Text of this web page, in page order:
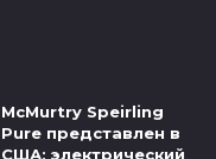
McMurtry Speirling
Pure представлен в
США: электрический